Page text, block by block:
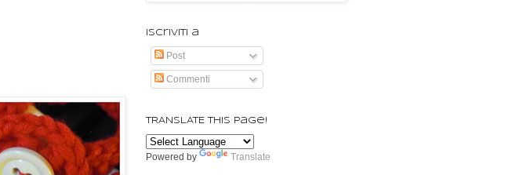
Iscriviti a
Post
Commenti
TRANSLATE this page!
Powered by Translate